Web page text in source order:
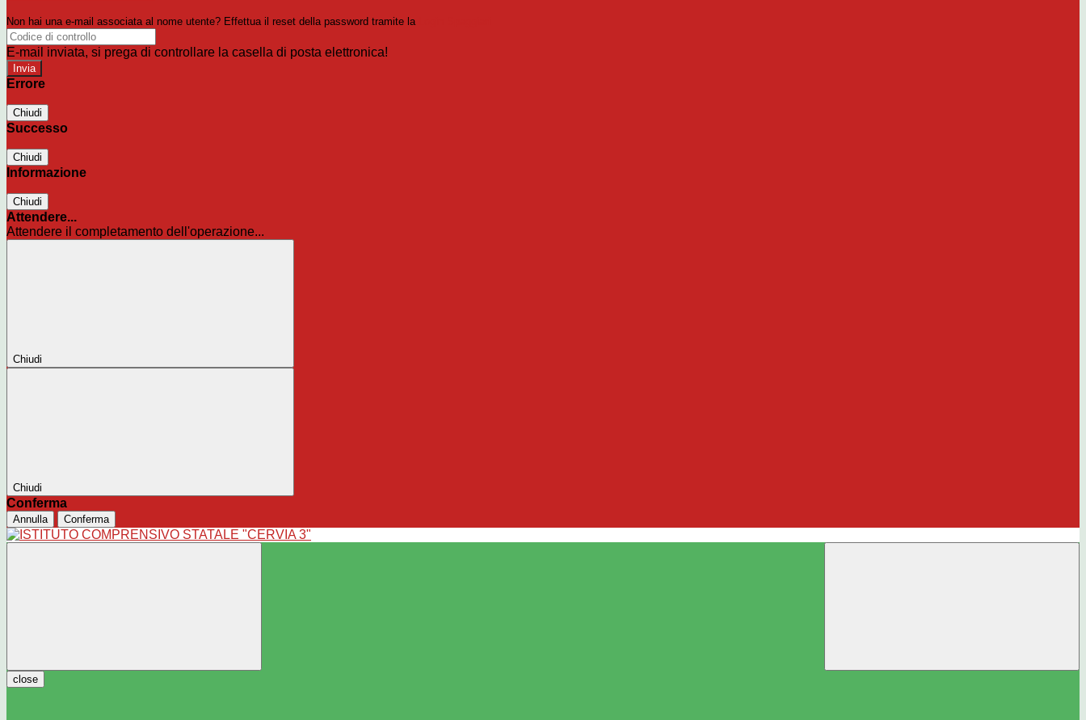
Non hai una e-mail associata al nome utente? Effettua il reset della password tramite la
E-mail inviata, si prega di controllare la casella di posta elettronica!
Errore
Chiudi
Successo
Chiudi
Informazione
Chiudi
Attendere...
Attendere il completamento dell'operazione...
Chiudi
Chiudi
Conferma
Annulla Conferma
close